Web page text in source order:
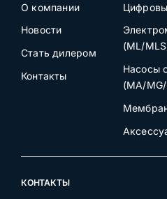
О компании
Новости
Стать дилером
Контакты
(ML/
Насосы
(MA/
КОНТАКТЫ